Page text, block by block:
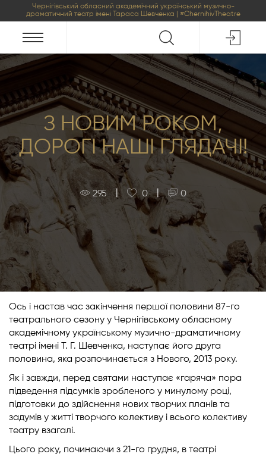
Чернігівський обласний академічний український музично-
драматичний театр імені Тараса Шевченка | #ChernihivTheatre
З НОВИМ РОКОМ,
ДОРОГІ НАШІ ГЛЯДАЧІ!
295 | 0 | 0
Ось і настав час закінчення першої половини 87-го
театрального сезону у Чернігівському обласному
академічному українському музично-драматичному
театрі імені Т. Г. Шевченка, наступає його друга
половина, яка розпочинається з Нового, 2013 року.
Як і завжди, перед святами наступає «гаряча» пора
підведення підсумків зробленого у минулому році,
підготовки до здійснення нових творчих планів та
задумів у житті творчого колективу і всього колективу
театру взагалі.
Цього року, починаючи з 21-го грудня, в театрі